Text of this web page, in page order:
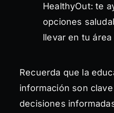
HealthyOut: te
opciones
llevar en tu área
Recuerda que la
información son
decisiones